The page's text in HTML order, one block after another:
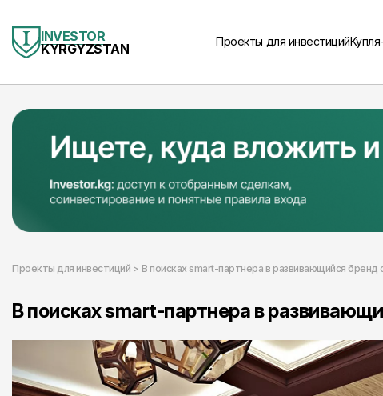
INVESTOR
KYRGYZSTAN
Проекты для инвестиций
Проекты для инвестиций > В поисках smart-партнера в развивающийся
В поисках smart-партнера в